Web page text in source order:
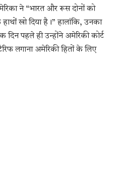
ने “भारत और रूस दोनों को
खो दिया है।” हालांकि, उनका
पहले ही उन्होंने अमेरिकी कोर्ट
लगाना अमेरिकी हितों के लिए